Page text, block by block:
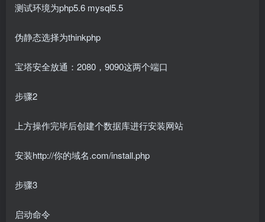
测试环境为php5.6 mysql5.5
伪静态选择为thinkphp
宝塔安全放通：2080，9090这两个端口
步骤2
上方操作完毕后创建个数据库进行安装网站
安装http://你的域名.com/install.php
步骤3
启动命令